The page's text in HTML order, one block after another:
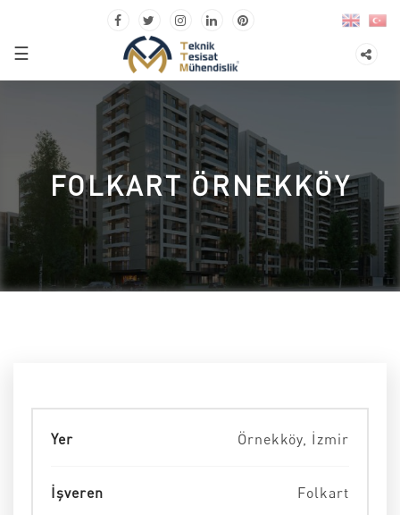
☰
FOLKART ÖRNEKKÖY
Yer Örnekköy, İzmir
İşveren Folkart